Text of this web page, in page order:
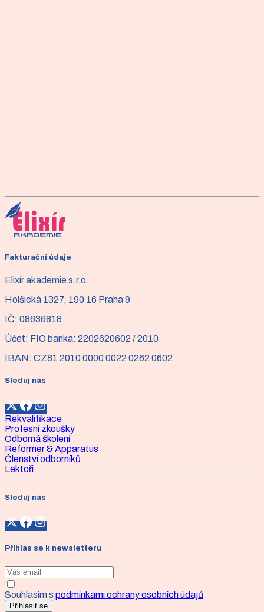
intenzivní, že byste nejraději celý den zůstali v posteli.
Článek
Cvičení pilates - od chodidla
Chodidlo - Základ pro správné držení těla. Na malém
prostorovém úseku držíme váhu celého těla.
Fakturační údaje
Elixír akademie s.r.o.
Holšická 1327, 190 16 Praha 9
IČ: 08636818
Účet: FIO banka: 2202620602 / 2010
IBAN: CZ81 2010 0000 0022 0262 0602
Sleduj nás
Rekvalifikace
Profesní zkoušky
Odborná školení
Reformer & Apparatus
Členství odborníků
Lektoři
Sleduj nás
Přihlas se k newsletteru
Souhlasím s podmínkami ochrany osobních údajů
Přihlásit se